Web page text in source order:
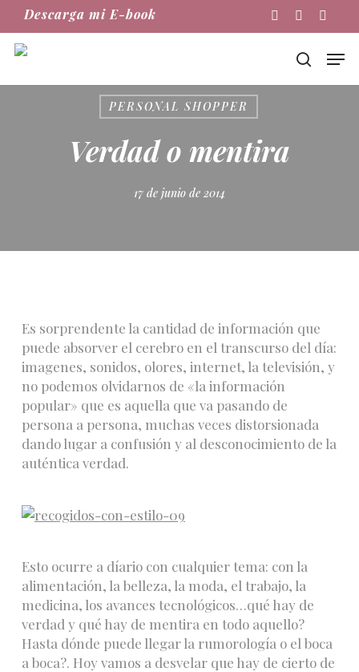
main
InstagramPhoneEmail
Descarga mi E-book
buscar
PERSONAL SHOPPER
Verdad o mentira
17 de junio de 2014
Es sorprendente la cantidad de información que
puede absorver el cerebro en el transcurso del día:
imagenes, sonidos, olores, internet, la televisión, y
no podemos olvidarnos de «la información
popular» que es aquella que va pasando de
persona a persona, muchas veces distorsionada
dando lugar a confusión y al desconocimiento de la
auténtica verdad.
Esto ocurre a díario con cualquier tema: con la
alimentación, la belleza, la moda, el trabajo, la
medicina, los avances tecnológicos…qué hay de
verdad y qué hay de mentira en todo aquello?
Hasta dónde puede llegar la rumorología o el boca
a boca?. Hoy vamos a desvelar que hay de cierto de